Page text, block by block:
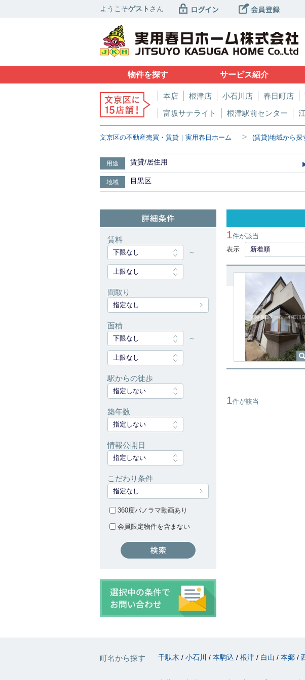
ようこそゲスト さん
物件を探す サービス紹介
本店 根津店 小石川店 春日町店
富坂サテライト
根津駅前センター
文京区の不動産売買・賃貸｜実用春日ホーム > (賃貸)地域から探
用途 賃貸/居住用
地域 目黒区
1件が該当
表示
新着順
1 件が該当
賃料
下限なし ～
上限なし
間取り
指定なし
面積
下限なし ～
上限なし
駅からの徒歩
指定しない
築年数
指定しない
情報公開日
指定しない
こだわり条件
指定なし
360度パノラマ動画あり
会員限定物件を含まない
町名から探す 千駄木 小石川 本駒込 根津 白山 本郷